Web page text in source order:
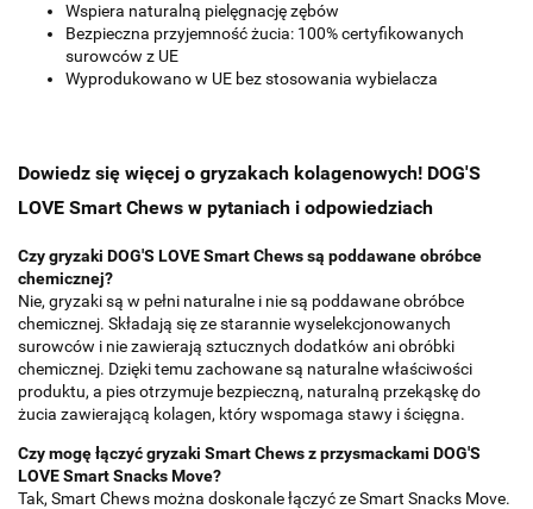
Wspiera naturalną pielęgnację zębów
Bezpieczna przyjemność żucia: 100% certyfikowanych
surowców z UE
Wyprodukowano w UE bez stosowania wybielacza
Dowiedz się więcej o gryzakach kolagenowych! DOG'S
LOVE Smart Chews w pytaniach i odpowiedziach
Czy gryzaki DOG'S LOVE Smart Chews są poddawane obróbce
chemicznej?
Nie, gryzaki są w pełni naturalne i nie są poddawane obróbce
chemicznej. Składają się ze starannie wyselekcjonowanych
surowców i nie zawierają sztucznych dodatków ani obróbki
chemicznej. Dzięki temu zachowane są naturalne właściwości
produktu, a pies otrzymuje bezpieczną, naturalną przekąskę do
żucia zawierającą kolagen, który wspomaga stawy i ścięgna.
Czy mogę łączyć gryzaki Smart Chews z przysmackami DOG'S
LOVE Smart Snacks Move?
Tak, Smart Chews można doskonale łączyć ze Smart Snacks Move.